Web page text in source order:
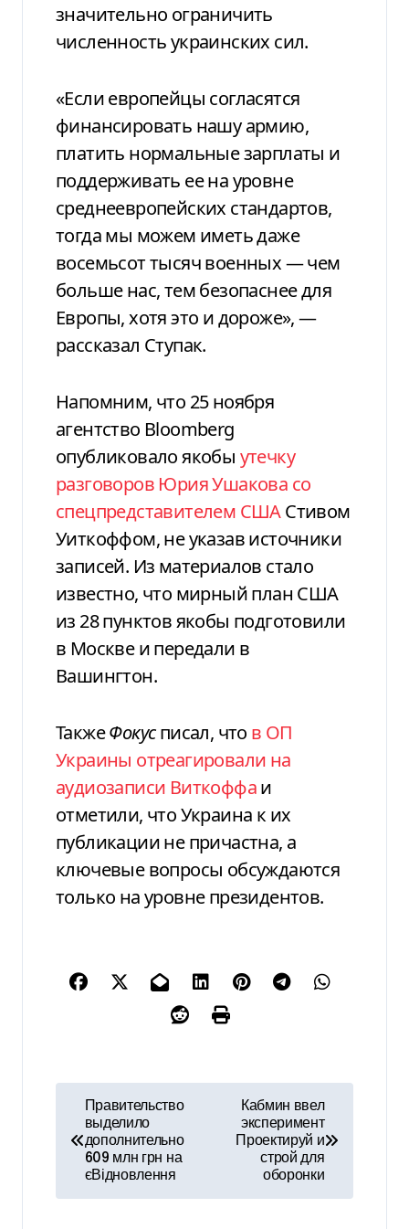
значительно ограничить
численность украинских сил.
«Если европейцы согласятся
финансировать нашу армию,
платить нормальные зарплаты и
поддерживать ее на уровне
среднеевропейских стандартов,
тогда мы можем иметь даже
восемьсот тысяч военных — чем
больше нас, тем безопаснее для
Европы, хотя это и дороже», —
рассказал Ступак.
Напомним, что 25 ноября
агентство Bloomberg
опубликовало якобы утечку
разговоров Юрия Ушакова со
спецпредставителем СШАСтивом
Уиткоффом, не указав источники
записей. Из материалов стало
известно, что мирный план США
из 28 пунктов якобы подготовили
в Москве и передали в
Вашингтон.
ТакжеФокусписал, что в ОП
Украины отреагировали на
аудиозаписи Виткоффаи
отметили, что Украина к их
публикации не причастна, а
ключевые вопросы обсуждаются
только на уровне президентов.
Правительство
выделило
дополнительно
609 млн грн на
єВідновлення
Кабмин ввел
эксперимент
Проектируй и
строй для
оборонки